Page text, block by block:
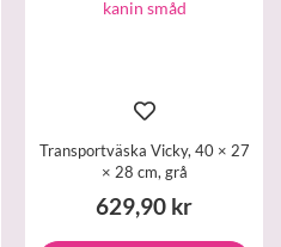
Transportväska Vicky, 40 × 27
× 28 cm, grå
629,90 kr